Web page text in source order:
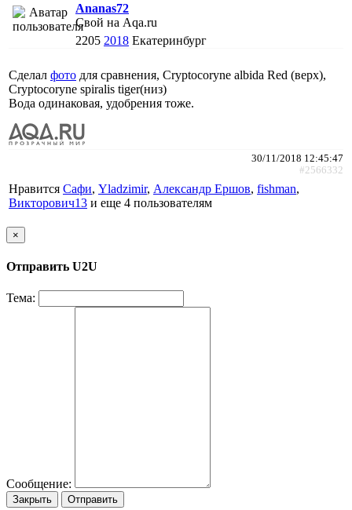
Ananas72
Свой на Aqa.ru
2205 2018 Екатеринбург
Сделал фото для сравнения, Cryptocoryne albida Red (верх),
Cryptocoryne spiralis tiger(низ)
Вода одинаковая, удобрения тоже.
30/11/2018 12:45:47
#2566332
Нравится Сафи, Yladzimir, Александр Ершов, fishman,
Викторович13 и еще 4 пользователям
×
Отправить U2U
Тема:
Сообщение:
Закрыть Отправить